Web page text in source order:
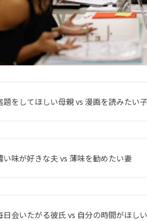
題をしてほしい母親 vs 漫画を読みたい
い味が好きな夫 vs 薄味を勧めたい妻
日会いたがる彼氏 vs 自分の時間がほし